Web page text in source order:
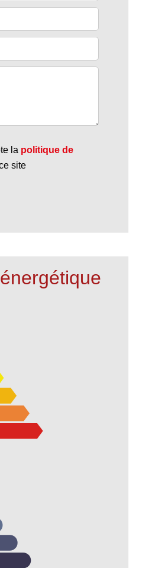
la politique de
site